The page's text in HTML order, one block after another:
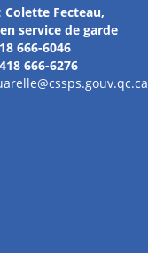
Colette Fecteau,
service de garde
666-6046
418 666-6276